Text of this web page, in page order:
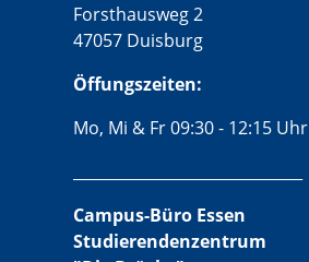
Forsthausweg 2
47057 Duisburg
Öffungszeiten:
Mo, Mi & Fr 09:30 - 12:15 Uhr
Campus-Büro Essen
Studierendenzentrum